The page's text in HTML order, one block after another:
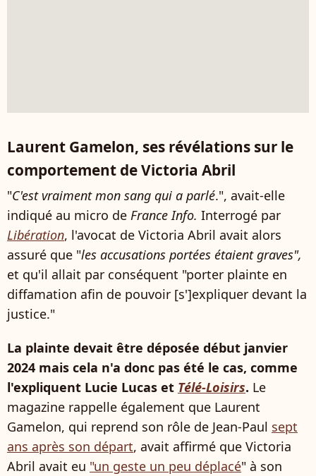
Laurent Gamelon, ses révélations sur le
comportement de Victoria Abril
"C'est vraiment mon sang qui a parlé.", avait-elle
indiqué au micro de France Info. Interrogé par
Libération, l'avocat de Victoria Abril avait alors
assuré que "les accusations portées étaient graves",
et qu'il allait par conséquent "porter plainte en
diffamation afin de pouvoir [s']expliquer devant la
justice."
La plainte devait être déposée début janvier
2024 mais cela n'a donc pas été le cas, comme
l'expliquent Lucie Lucas et Télé-Loisirs. Le
magazine rappelle également que Laurent
Gamelon, qui reprend son rôle de Jean-Paul sept
ans après son départ, avait affirmé que Victoria
Abril avait eu "un geste un peu déplacé" à son